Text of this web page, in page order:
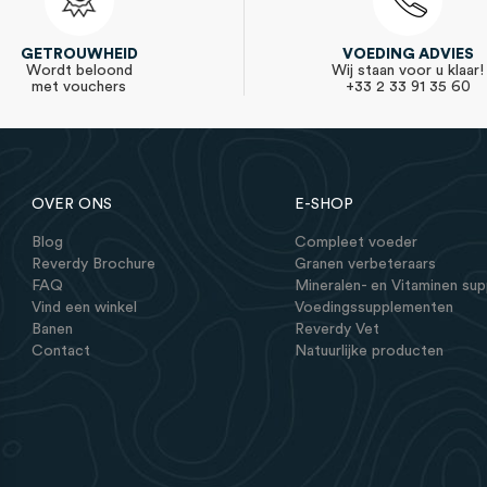
GETROUWHEID
Wordt beloond
met vouchers
VOEDING ADVIES
Wij staan voor u klaar!
+33 2 33 91 35 60
OVER ONS
Blog
Reverdy Brochure
FAQ
Vind een winkel
Banen
Contact
E-SHOP
Compleet voeder
Granen verbeteraars
Mineralen- en Vitaminen
Voedingssupplementen
Reverdy Vet
Natuurlijke producten